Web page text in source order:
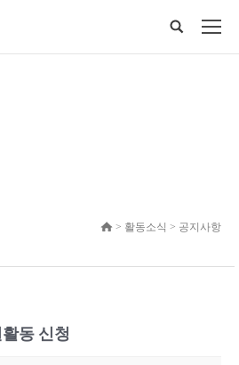
> 활동소식 > 공지사항
동 신청